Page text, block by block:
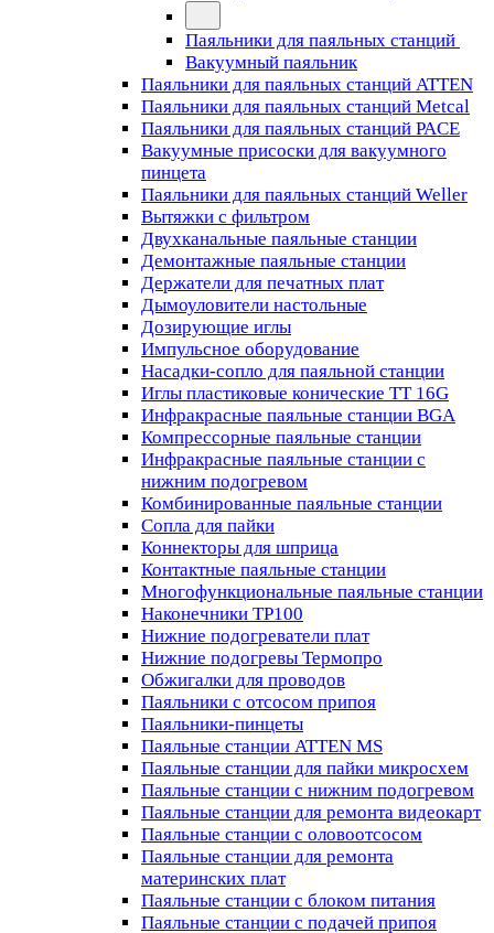
Паяльники для паяльных станций
Вакуумный паяльник
Паяльники для паяльных станций ATTEN
Паяльники для паяльных станций Metcal
Паяльники для паяльных станций PACE
Вакуумные присоски для вакуумного
пинцета
Паяльники для паяльных станций Weller
Вытяжки с фильтром
Двухканальные паяльные станции
Демонтажные паяльные станции
Держатели для печатных плат
Дымоуловители настольные
Дозирующие иглы
Импульсное оборудование
Насадки-сопло для паяльной станции
Иглы пластиковые конические TT 16G
Инфракрасные паяльные станции BGA
Компрессорные паяльные станции
Инфракрасные паяльные станции с
нижним подогревом
Комбинированные паяльные станции
Сопла для пайки
Коннекторы для шприца
Контактные паяльные станции
Многофункциональные паяльные станции
Наконечники TP100
Нижние подогреватели плат
Нижние подогревы Термопро
Обжигалки для проводов
Паяльники с отсосом припоя
Паяльники-пинцеты
Паяльные станции ATTEN MS
Паяльные станции для пайки микросхем
Паяльные станции с нижним подогревом
Паяльные станции для ремонта видеокарт
Паяльные станции с оловоотсосом
Паяльные станции для ремонта
материнских плат
Паяльные станции с блоком питания
Паяльные станции с подачей припоя